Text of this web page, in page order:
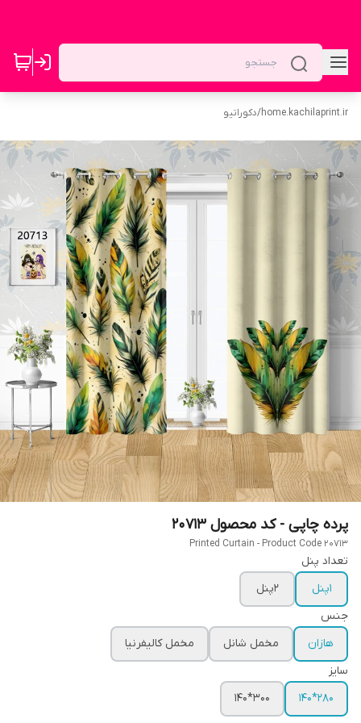
home.kachilaprint.ir
/دکوراتیو
پرده چاپی - کد محصول 20713
Printed Curtain - Product Code 20713
تعداد پنل
1پنل
2پنل
جنس
هازان
مخمل شانل
مخمل کالیفرنیا
سایز
280*140
300*140